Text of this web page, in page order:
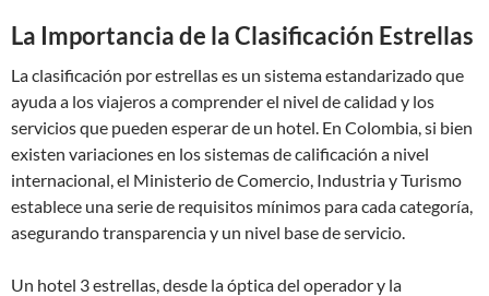
La Importancia de la Clasificación Estrellas
La clasificación por estrellas es un sistema estandarizado que
ayuda a los viajeros a comprender el nivel de calidad y los
servicios que pueden esperar de un hotel. En Colombia, si bien
existen variaciones en los sistemas de calificación a nivel
internacional, el Ministerio de Comercio, Industria y Turismo
establece una serie de requisitos mínimos para cada categoría,
asegurando transparencia y un nivel base de servicio.
Un hotel 3 estrellas, desde la óptica del operador y la